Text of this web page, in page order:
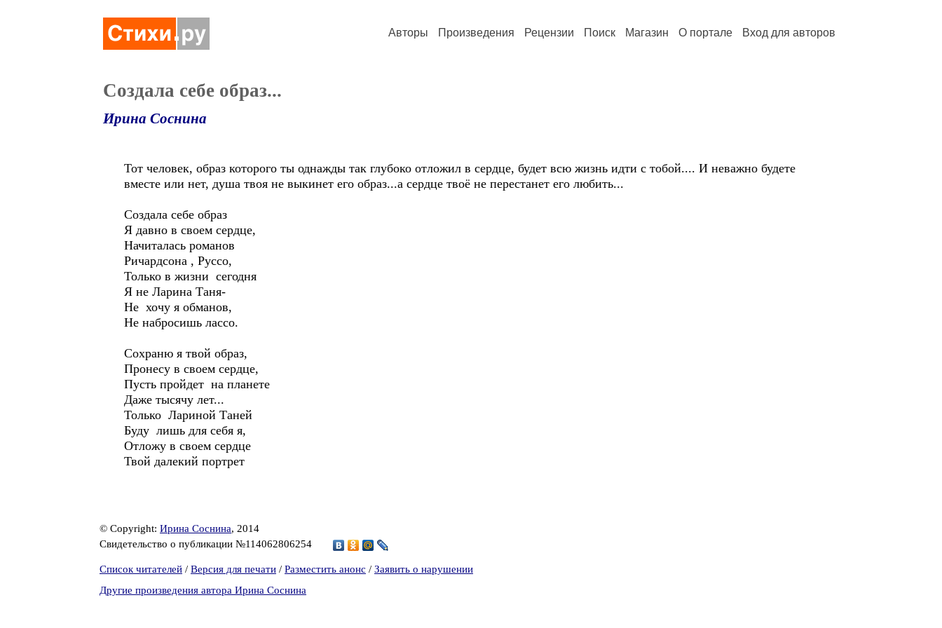
Авторы Произведения Рецензии Поиск Магазин О портале Вход для авторов
Создала себе образ...
Ирина Соснина
Тот человек, образ которого ты однажды так глубоко отложил в сердце, будет всю жизнь идти с тобой.... И неважно будете
вместе или нет, душа твоя не выкинет его образ...а сердце твоё не перестанет его любить...
Создала себе образ
Я давно в своем сердце,
Начиталась романов
Ричардсона , Руссо,
Только в жизни сегодня
Я не Ларина Таня-
Не хочу я обманов,
Не набросишь лассо.
Сохраню я твой образ,
Пронесу в своем сердце,
Пусть пройдет на планете
Даже тысячу лет...
Только Лариной Таней
Буду лишь для себя я,
Отложу в своем сердце
Твой далекий портрет
© Copyright: Ирина Соснина, 2014
Свидетельство о публикации №114062806254
Список читателей / Версия для печати / Разместить анонс / Заявить о нарушении
Другие произведения автора Ирина Соснина